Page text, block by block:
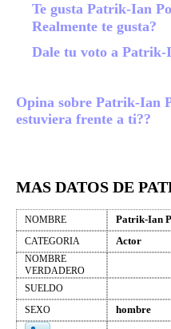
Te gusta Patrik-Ian
Realmente te gusta?
Dale tu voto a Patrik-
Opina sobre Patrik-Ian
estuviera frente a ti??
MAS DATOS DE
NOMBRE Patrik-Ian
CATEGORIA Actor
NOMBRE
VERDADERO
SUELDO
SEXO
hombre